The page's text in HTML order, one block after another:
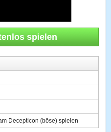
spielen
Decepticon (böse) spielen